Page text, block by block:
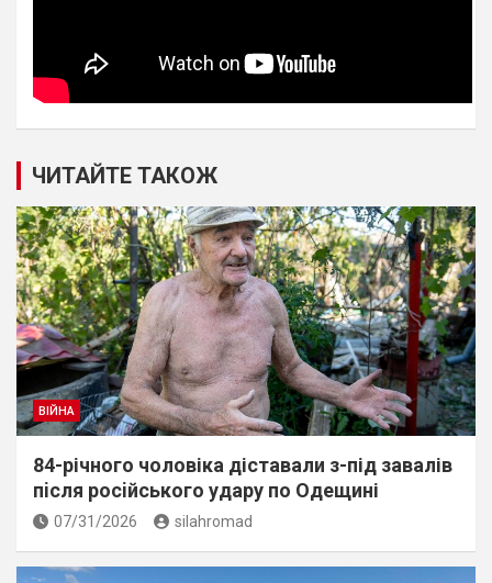
ЧИТАЙТЕ ТАКОЖ
ВІЙНА
84-річного чоловіка діставали з-під завалів
пiсля росiйського удару по Одещині
07/31/2026 silahromad